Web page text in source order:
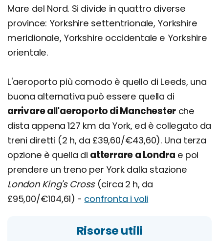
Mare del Nord. Si divide in quattro diverse
province: Yorkshire settentrionale, Yorkshire
meridionale, Yorkshire occidentale e Yorkshire
orientale.
L'aeroporto più comodo è quello di Leeds, una
buona alternativa può essere quella di
arrivare all'aeroporto di Manchester che
dista appena 127 km da York, ed è collegato da
treni diretti (2 h, da £39,60/€43,60). Una terza
opzione è quella di atterrare a Londra e poi
prendere un treno per York dalla stazione
London King's Cross(circa 2 h, da
£95,00/€104,61) - confronta i voli
Risorse utili